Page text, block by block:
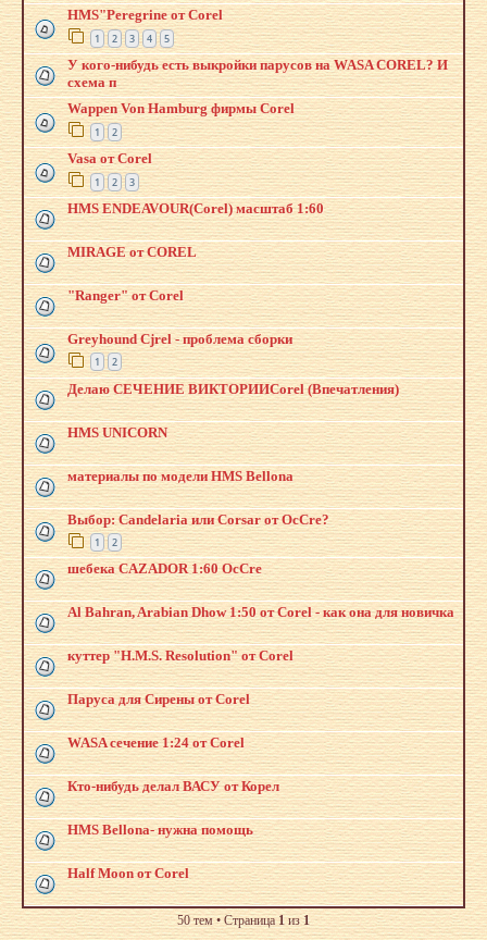
HMS"Peregrine от Corel
1 2 3 4 5
У кого-нибудь есть выкройки парусов на WASA COREL? И
схема п
Wappen Von Hamburg фирмы Corel
1 2
Vasa от Corel
1 2 3
HMS ENDEAVOUR(Corel) масштаб 1:60
MIRAGE от COREL
"Ranger" от Corel
Greyhound Cjrel - проблема сборки
1 2
Делаю СЕЧЕНИЕ ВИКТОРИИCorel (Впечатления)
HMS UNICORN
материалы по модели HMS Bellona
Выбор: Candelaria или Corsar от OcCre?
1 2
шебека CAZADOR 1:60 OcCre
Al Bahran, Arabian Dhow 1:50 от Corel - как она для новичка
куттер "H.M.S. Resolution" от Corel
Паруса для Сирены от Corel
WASA сечение 1:24 от Corel
Кто-нибудь делал ВАСУ от Корел
HMS Bellona- нужна помощь
Half Moon от Corel
50 тем • Страница1из1